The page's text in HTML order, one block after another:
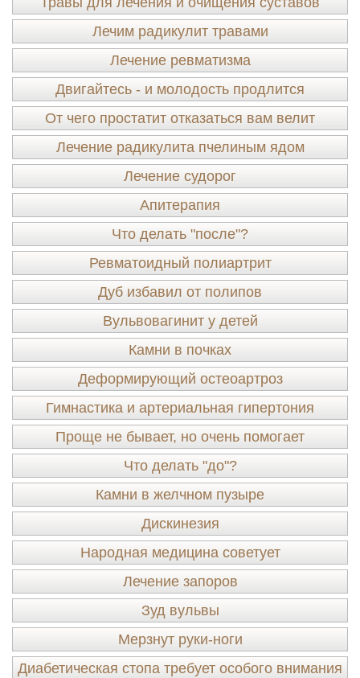
Лечим радикулит травами
Лечение ревматизма
Двигайтесь - и молодость продлится
От чего простатит отказаться вам велит
Лечение радикулита пчелиным ядом
Лечение судорог
Апитерапия
Что делать "после"?
Ревматоидный полиартрит
Дуб избавил от полипов
Вульвовагинит у детей
Камни в почках
Деформирующий остеоартроз
Гимнастика и артериальная гипертония
Проще не бывает, но очень помогает
Что делать "до"?
Камни в желчном пузыре
Дискинезия
Народная медицина советует
Лечение запоров
Зуд вульвы
Мерзнут руки-ноги
Диабетическая стопа требует особого внимания